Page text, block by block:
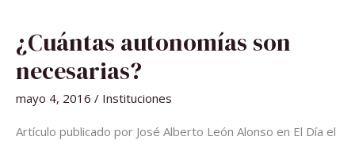
¿Cuántas autonomías son
necesarias?
mayo 4, 2016 / Instituciones
Artículo publicado por José Alberto León Alonso en El Día el
¿CUÁNTAS
AUTONOMÍAS
SON
NECESARIAS?